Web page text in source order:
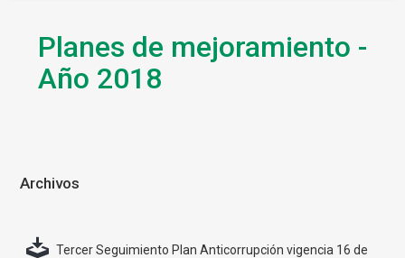
Planes de mejoramiento -
Año 2018
Archivos
Tercer Seguimiento Plan Anticorrupción vigencia 16 de